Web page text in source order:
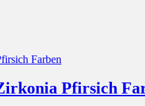
Pfirsich